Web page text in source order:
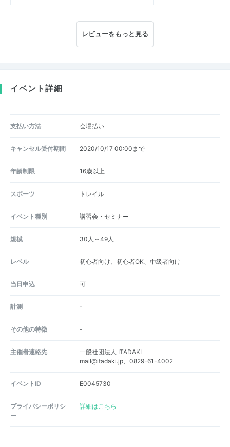
レビューをもっと見る
イベント詳細
支払い方法 会場払い
キャンセル受付期間 2020/10/17 00:00まで
年齢制限 16歳以上
スポーツ トレイル
イベント種別 講習会・セミナー
規模 30人～49人
レベル 初心者向け、初心者OK、中級者向け
当日申込 可
計測 -
その他の特徴 -
主催者連絡先
一般社団法人 ITADAKI
mail@itadaki.jp、0829-61-4002
イベントID E0045730
プライバシーポリシ
ー
詳細はこちら